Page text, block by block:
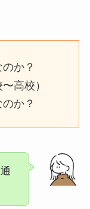
か？
高校）
か？